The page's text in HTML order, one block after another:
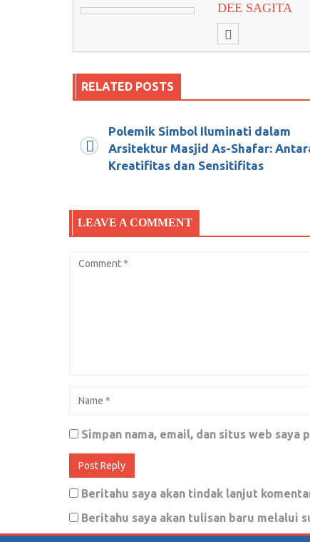
DEE SAGITA
RELATED POSTS
Mereka menjadikan ummat Islam
Desember 12, 2019 0
Datuk Maharajo Palinduang Yusril
Perjuangan panjang Bapak Persatuan
Oktober 17, 2019 0
Polemik Simbol Iluminati dalam
Arsitektur Masjid As-Shafar:
Kreatifitas dan Sensitifitas
LEAVE A COMMENT
Simpan nama, email, dan situs web
Beritahu saya akan tindak lanjut
Beritahu saya akan tulisan baru melalui